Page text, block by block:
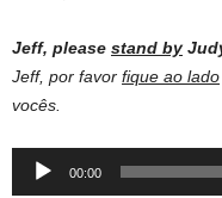
Jeff, please stand by
Jeff, por favor fique ao lado
vocês.
Audio
00:00